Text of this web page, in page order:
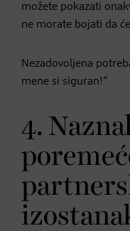
možete pokazati
ne morate bojati da
Nezadovoljena
mene si siguran!“
4.